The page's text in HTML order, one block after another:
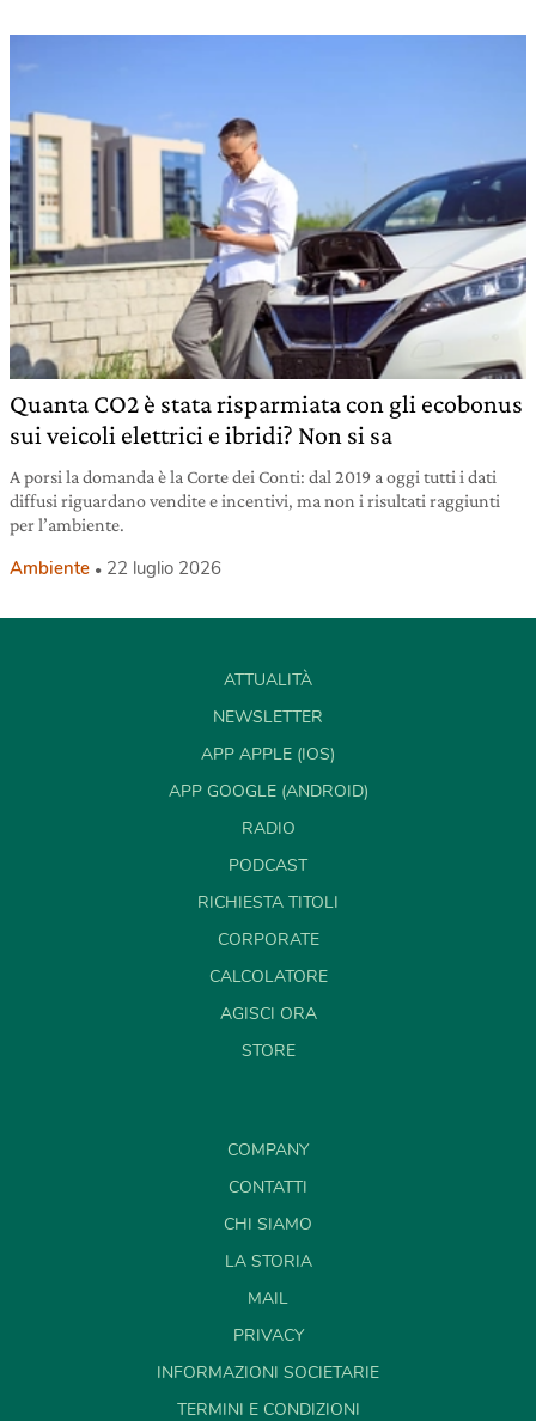
Quanta CO2 è stata risparmiata con gli ecobonus
sui veicoli elettrici e ibridi? Non si sa
A porsi la domanda è la Corte dei Conti: dal 2019 a oggi tutti i dati
diffusi riguardano vendite e incentivi, ma non i risultati raggiunti
per l’ambiente.
Ambiente 22 luglio 2026
ATTUALITÀ
NEWSLETTER
APP APPLE (IOS)
APP GOOGLE (ANDROID)
RADIO
PODCAST
RICHIESTA TITOLI
CORPORATE
CALCOLATORE
AGISCI ORA
STORE
COMPANY
CONTATTI
CHI SIAMO
LA STORIA
MAIL
PRIVACY
INFORMAZIONI SOCIETARIE
TERMINI E CONDIZIONI